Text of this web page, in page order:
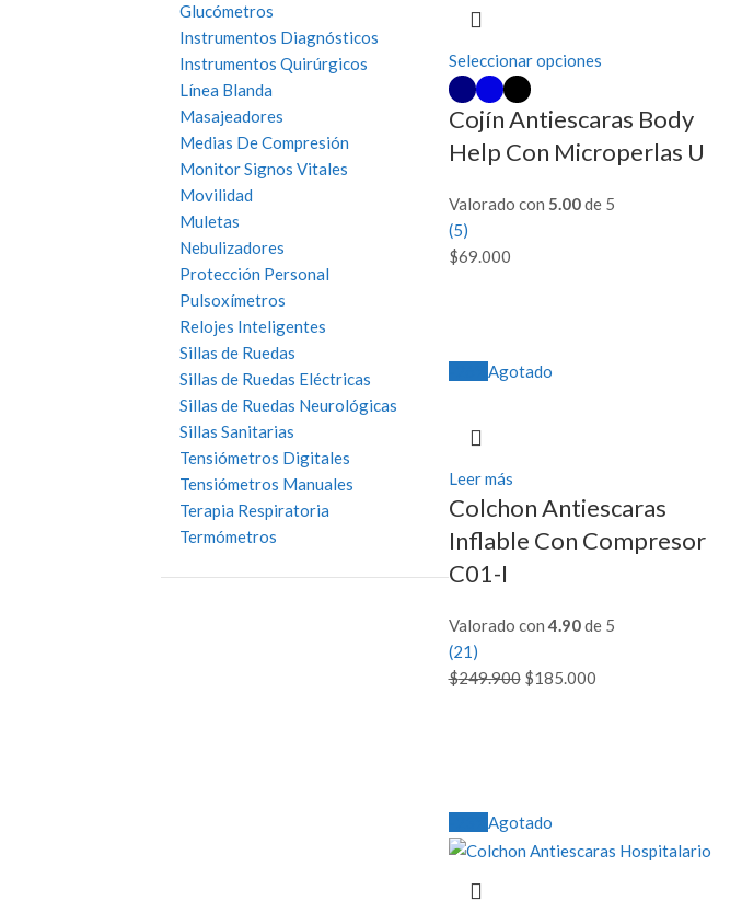
Glucómetros
Instrumentos Diagnósticos
Instrumentos Quirúrgicos
Línea Blanda
Masajeadores
Medias De Compresión
Monitor Signos Vitales
Movilidad
Muletas
Nebulizadores
Protección Personal
Pulsoxímetros
Relojes Inteligentes
Sillas de Ruedas
Sillas de Ruedas Eléctricas
Sillas de Ruedas Neurológicas
Sillas Sanitarias
Tensiómetros Digitales
Tensiómetros Manuales
Terapia Respiratoria
Termómetros
Seleccionar opciones
tiene
múltiples
variantes.
Cojín Antiescaras Body
Help Con Microperlas U
Valorado con 5.00de 5
(5)
$69.000
Agotado
Leer más
Colchon Antiescaras
Inflable Con Compresor
C01-I
Valorado con4.90de 5
(21)
$249.900 El
$185.000
Agotado